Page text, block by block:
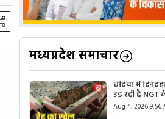
मध्यप्रदेश समाचार
चंदिया में
उड़ रही है
Aug 4, 2026 9:56